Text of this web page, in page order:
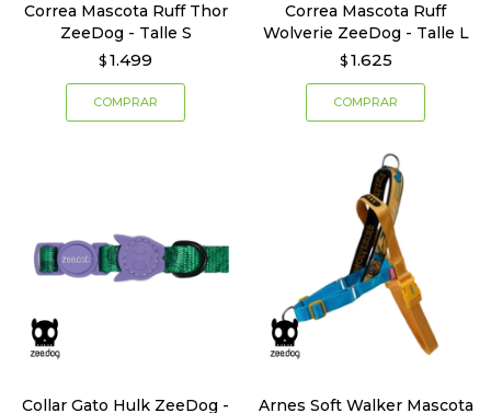
Correa Mascota Ruff Thor
ZeeDog - Talle S
$ 1.499
Correa Mascota Ruff
Wolverie ZeeDog - Talle L
$ 1.625
Collar Gato Hulk ZeeDog - Arnes Soft Walker Mascota